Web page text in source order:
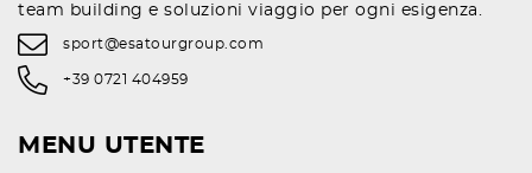
team building e soluzioni viaggio per ogni esigenza.
sport@esatourgroup.com
+39 0721 404959
MENU UTENTE